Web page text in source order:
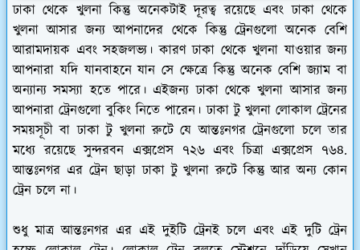
ঢাকা থেকে খুলনা কিন্তু অনেকটাই দূরত্ব রয়েছে এবং ঢাকা থেকে
খুলনা আসার জন্য আপনাদের থেকে কিন্তু ট্রেনগুলো অনেক বেশি
আরামদায়ক এবং সহজলভ্য। কারণ ঢাকা থেকে খুলনা যাওয়ার জন্য
আপনারা যদি যানবাহনে যান সে ক্ষেত্রে কিন্তু অনেক বেশি জ্যাম বা
অন্যান্য সমস্যা হতে পারে। এইজন্য ঢাকা থেকে খুলনা আসার জন্য
আপনারা ট্রেনগুলো বুকিং নিতে পারেন। ঢাকা টু খুলনা লোকাল ট্রেনের
সময়সূচী বা ঢাকা টু খুলনা রুটে যে আন্তঃনগর ট্রেনগুলো চলে তার
মধ্যে রয়েছে সুন্দরবন এক্সপ্রেস ৭২৬ এবং চিত্রা এক্সপ্রেস ৭৬৪.
আন্তঃনগর এর ট্রেন ছাড়া ঢাকা টু খুলনা রুটে কিন্তু আর অন্য কোন
ট্রেন চলে না।
শুধু মাত্র আন্তঃনগর এর এই দুইটি ট্রেনই চলে এবং এই দুটি ট্রেন